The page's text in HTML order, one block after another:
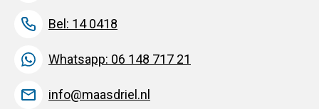
Bel: 14 0418
Whatsapp: 06 148 717 21
info@maasdriel.nl